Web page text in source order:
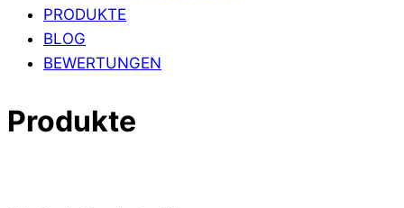
PRODUKTE
BLOG
BEWERTUNGEN
Produkte